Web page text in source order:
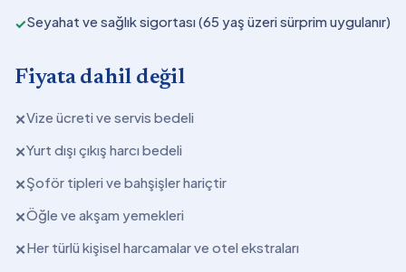
✓Seyahat ve sağlık sigortası (65 yaş üzeri sürprim uygulanır)
Fiyata dahil değil
✕Vize ücreti ve servis bedeli
✕Yurt dışı çıkış harcı bedeli
✕Şoför tipleri ve bahşişler hariçtir
✕Öğle ve akşam yemekleri
✕Her türlü kişisel harcamalar ve otel ekstraları